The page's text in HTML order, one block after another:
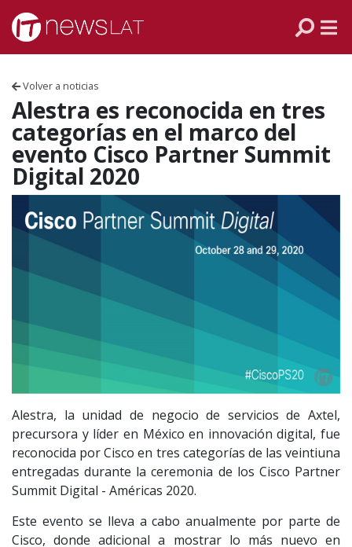
Skip to content
Volver a noticias
Alestra es reconocida en tres
categorías en el marco del
evento Cisco Partner Summit
Digital 2020
Alestra, la unidad de negocio de servicios de Axtel,
precursora y líder en México en innovación digital, fue
reconocida por Cisco en tres categorías de las veintiuna
entregadas durante la ceremonia de los Cisco Partner
Summit Digital - Américas 2020.
Este evento se lleva a cabo anualmente por parte de
Cisco, donde adicional a mostrar lo más nuevo en
VENEZUELA
ECUADOR
CHILE
MÉXICO